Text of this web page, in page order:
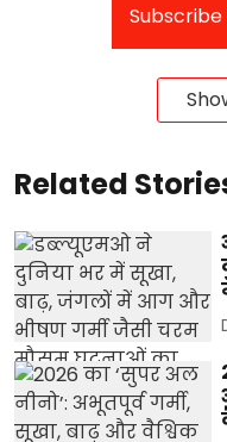
Related